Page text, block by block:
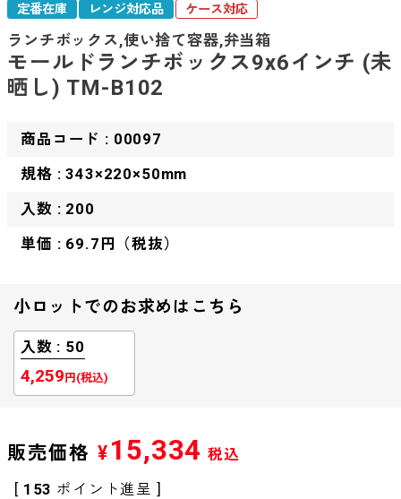
定番在庫 レンジ対応品 ケース対応
ランチボックス,使い捨て容器,弁当箱
モールドランチボックス9x6インチ (未
晒し) TM-B102
商品コード : 00097
規格 : 343×220×50mm
入数 : 200
単価 : 69.7円（税抜）
小ロットでのお求めはこちら
入数 : 50
4,259 円(税込)
販売価格 ¥ 15,334 税込
[ 153 ポイント進呈 ]